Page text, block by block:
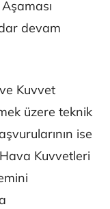
devam
Kuvvet
üzere teknik
ise
Kuvvetleri